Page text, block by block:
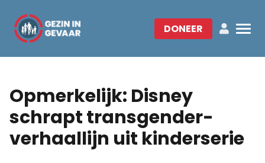
DONEER
Opmerkelijk: Disney
schrapt transgender-
verhaallijn uit kinderserie